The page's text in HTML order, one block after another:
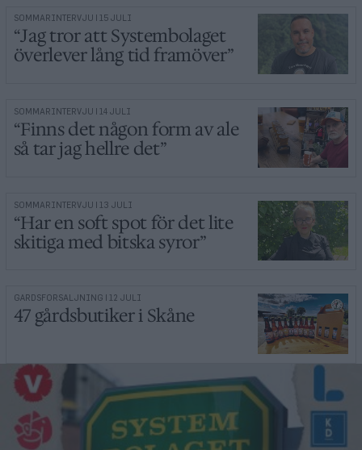
SOMMARINTERVJU | 15 JULI
“Jag tror att Systembolaget
överlever lång tid framöver”
SOMMARINTERVJU | 14 JULI
“Finns det någon form av ale
så tar jag hellre det”
SOMMARINTERVJU | 13 JULI
“Har en soft spot för det lite
skitiga med bitska syror”
GÅRDSFÖRSÄLJNING | 12 JULI
47 gårdsbutiker i Skåne